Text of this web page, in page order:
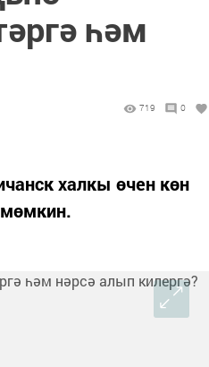
һәм
719 0
халкы өчен көн